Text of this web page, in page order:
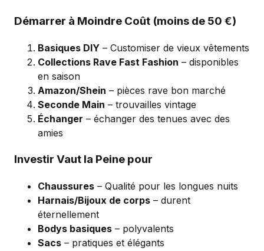
Démarrer à Moindre Coût (moins de 50 €)
Basiques DIY – Customiser de vieux vêtements
Collections Rave Fast Fashion – disponibles
en saison
Amazon/Shein – pièces rave bon marché
Seconde Main – trouvailles vintage
Échanger – échanger des tenues avec des
amies
Investir Vaut la Peine pour
Chaussures – Qualité pour les longues nuits
Harnais/Bijoux de corps – durent
éternellement
Bodys basiques – polyvalents
Sacs – pratiques et élégants